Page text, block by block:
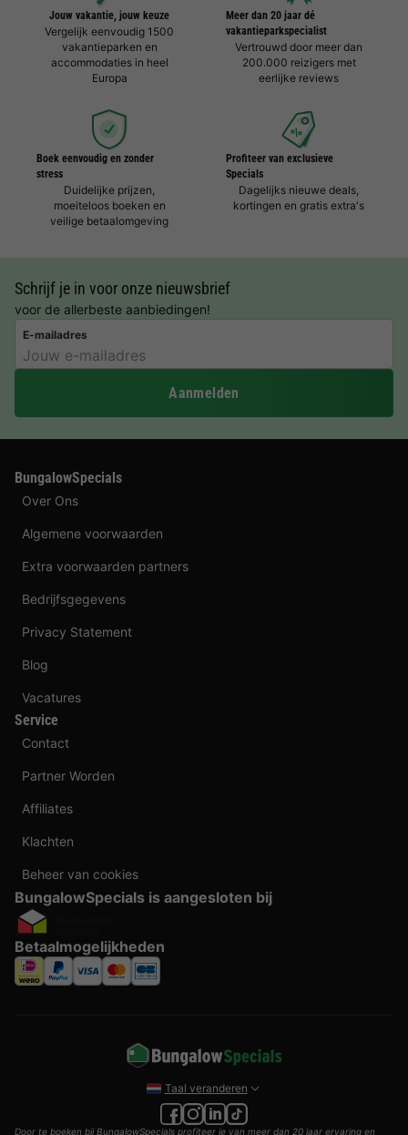
Jouw vakantie, jouw keuze
Vergelijk eenvoudig 1500
vakantieparken en
accommodaties in heel
Europa
Meer dan 20 jaar dé
vakantieparkspecialist
Vertrouwd door meer dan
200.000 reizigers met
eerlijke reviews
Boek eenvoudig en zonder
stress
Duidelijke prijzen,
moeiteloos boeken en
veilige betaalomgeving
Profiteer van exclusieve
Specials
Dagelijks nieuwe deals,
kortingen en gratis extra's
Schrijf je in voor onze nieuwsbrief
voor de allerbeste aanbiedingen!
E-mailadres
Aanmelden
BungalowSpecials
Over Ons
Algemene voorwaarden
Extra voorwaarden partners
Bedrijfsgegevens
Privacy Statement
Blog
Vacatures
Service
Contact
Partner Worden
Affiliates
Klachten
Beheer van cookies
BungalowSpecials is aangesloten bij
Betaalmogelijkheden
Taal veranderen
Door te boeken bij BungalowSpecials profiteer je van meer dan 20 jaar ervaring en